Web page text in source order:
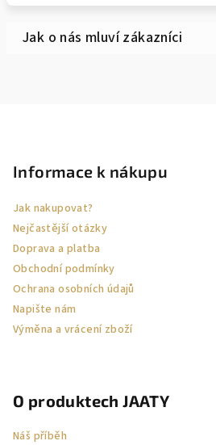
Informace k nákupu
Jak nakupovat?
Nejčastější otázky
Doprava a platba
Obchodní podmínky
Ochrana osobních údajů
Napište nám
Výměna a vrácení zboží
O produktech JAATY
Náš příběh